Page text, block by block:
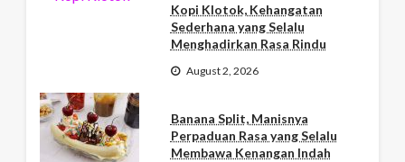
Kopi Klotok, Kehangatan
Sederhana yang Selalu
Menghadirkan Rasa Rindu
August 2, 2026
Banana Split, Manisnya
Perpaduan Rasa yang Selalu
Membawa Kenangan Indah